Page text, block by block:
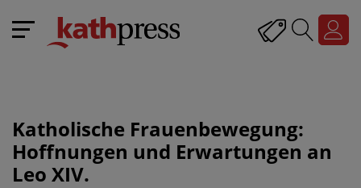
Katholische Frauenbewegung:
Hoffnungen und Erwartungen an
Leo XIV.